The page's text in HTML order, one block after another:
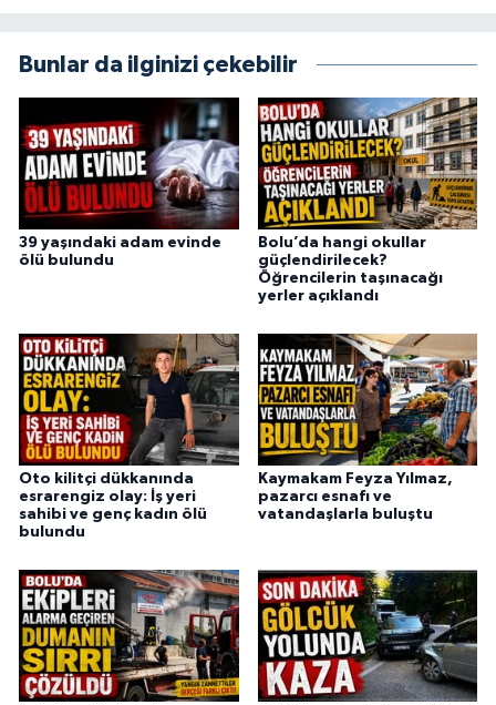
Bunlar da ilginizi çekebilir
39 yaşındaki adam evinde
ölü bulundu
Bolu’da hangi okullar
güçlendirilecek?
Öğrencilerin taşınacağı
yerler açıklandı
Oto kilitçi dükkanında
esrarengiz olay: İş yeri
sahibi ve genç kadın ölü
bulundu
Kaymakam Feyza Yılmaz,
pazarcı esnafı ve
vatandaşlarla buluştu